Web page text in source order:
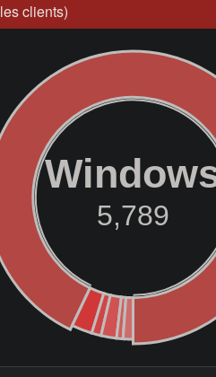
clients)
5,789